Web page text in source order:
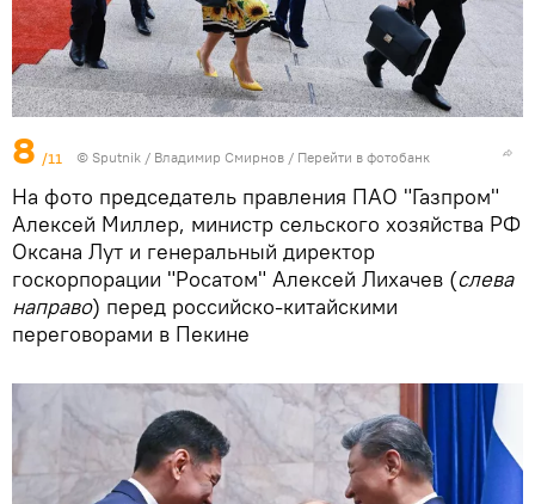
8 /11 © Sputnik / Владимир Смирнов / Перейти в фотобанк
На фото председатель правления ПАО "Газпром"
Алексей Миллер, министр сельского хозяйства РФ
Оксана Лут и генеральный директор
госкорпорации "Росатом" Алексей Лихачев (слева
направо) перед российско-китайскими
переговорами в Пекине